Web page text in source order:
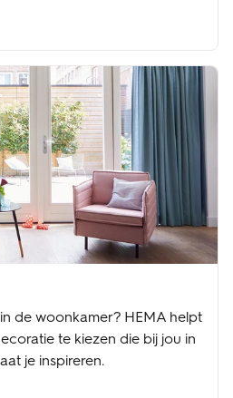
de woonkamer? HEMA helpt
te kiezen die bij jou in
je inspireren.